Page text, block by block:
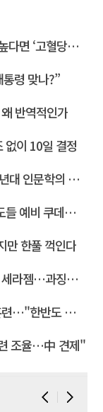
증’으로 불러야
령 맞나?”
반역적인가
이 10일 결정
문학의 좌경화
데타세력 몰아"
한풀 꺽인다
징금 4억3천만
도 지형 학습"
조율…中 견제"